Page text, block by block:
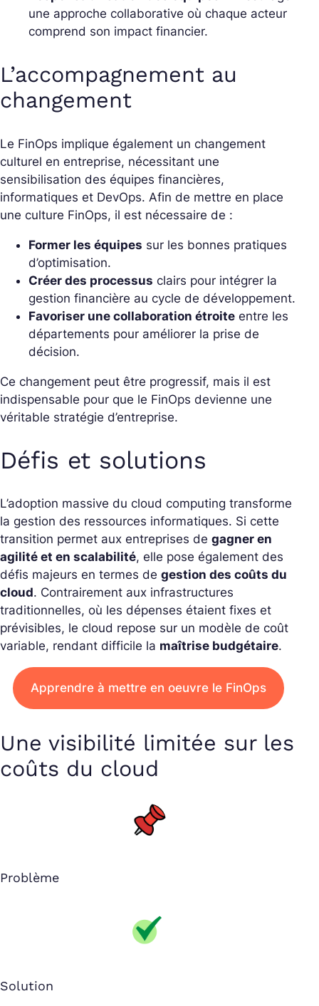
une approche collaborative où chaque acteur
comprend son impact financier.
L’accompagnement au
changement
Le FinOps implique également un changement
culturel en entreprise, nécessitant une
sensibilisation des équipes financières,
informatiques et DevOps. Afin de mettre en place
une culture FinOps, il est nécessaire de :
Former les équipes sur les bonnes pratiques
d’optimisation.
Créer des processus clairs pour intégrer la
gestion financière au cycle de développement.
Favoriser une collaboration étroite entre les
départements pour améliorer la prise de
décision.
Ce changement peut être progressif, mais il est
indispensable pour que le FinOps devienne une
véritable stratégie d’entreprise.
Défis et solutions
L’adoption massive du cloud computing transforme
la gestion des ressources informatiques. Si cette
transition permet aux entreprises de gagner en
agilité et en scalabilité, elle pose également des
défis majeurs en termes de gestion des coûts du
cloud. Contrairement aux infrastructures
traditionnelles, où les dépenses étaient fixes et
prévisibles, le cloud repose sur un modèle de coût
variable, rendant difficile la maîtrise budgétaire.
Apprendre à mettre en oeuvre le FinOps
Une visibilité limitée sur les
coûts du cloud
Problème
Solution